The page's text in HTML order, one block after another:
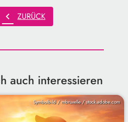
chevron_left ZURÜCK
auch interessieren
Symbolbild / mbruxelle / stock.adobe.com